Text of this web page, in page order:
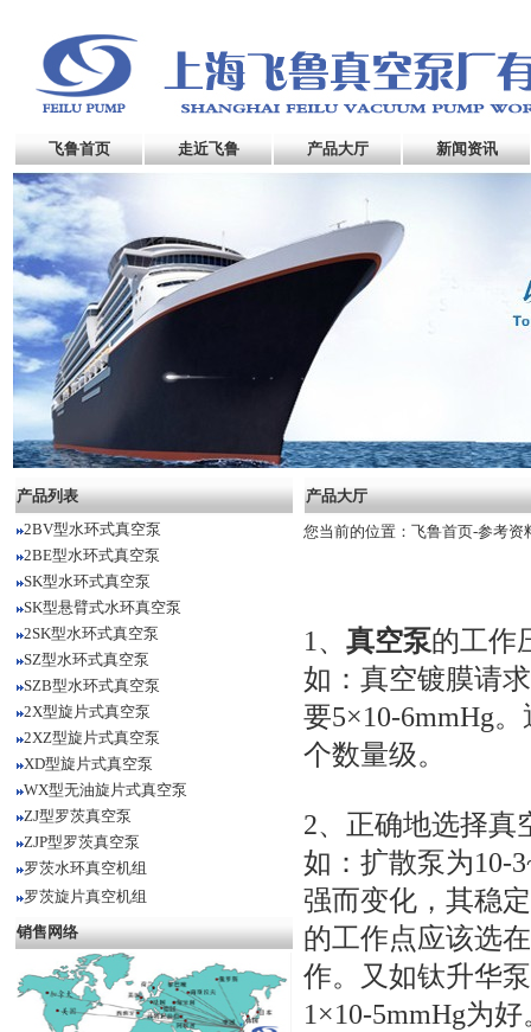
飞鲁首页 走近飞鲁 产品大厅 新闻资讯
产品列表
2BV型水环式真空泵
2BE型水环式真空泵
SK型水环式真空泵
SK型悬臂式水环真空泵
2SK型水环式真空泵
SZ型水环式真空泵
SZB型水环式真空泵
2X型旋片式真空泵
2XZ型旋片式真空泵
XD型旋片式真空泵
WX型无油旋片式真空泵
ZJ型罗茨真空泵
ZJP型罗茨真空泵
罗茨水环真空机组
罗茨旋片真空机组
销售网络
产品大厅
您当前的位置： 飞鲁首页-参考资
1、 真空泵的工作
如：真空镀膜请
要5×10-6mmHg
个数量级。
2、正确地选择真
如：扩散泵为10-
强而变化，其稳
的工作点应该选
作。又如钛升华
1×10-5mmHg为好